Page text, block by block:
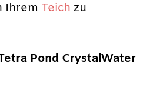
Ihrem Teich zu
Pond CrystalWater